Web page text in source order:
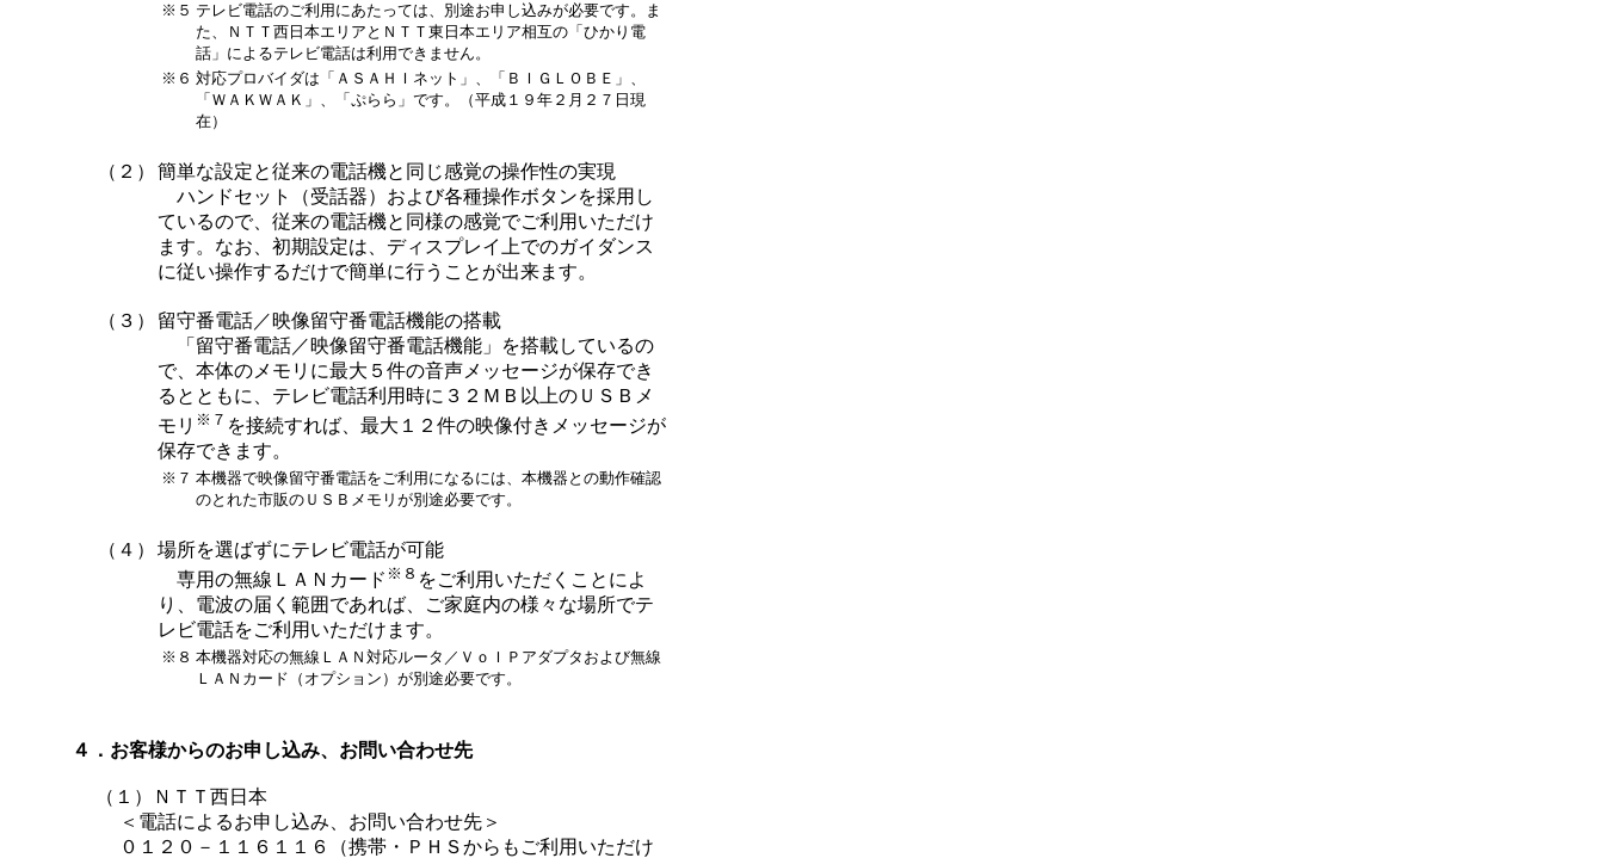
※５ テレビ電話のご利用にあたっては、別途お申し込みが必要です。ま
た、ＮＴＴ西日本エリアとＮＴＴ東日本エリア相互の「ひかり電
話」によるテレビ電話は利用できません。
※６ 対応プロバイダは「ＡＳＡＨＩネット」、「ＢＩＧＬＯＢＥ」、
「ＷＡＫＷＡＫ」、「ぷらら」です。（平成１９年２月２７日現
在）
（２）
簡単な設定と従来の電話機と同じ感覚の操作性の実現
ハンドセット（受話器）および各種操作ボタンを採用し
ているので、従来の電話機と同様の感覚でご利用いただけ
ます。なお、初期設定は、ディスプレイ上でのガイダンス
に従い操作するだけで簡単に行うことが出来ます。
（３）
留守番電話／映像留守番電話機能の搭載
「留守番電話／映像留守番電話機能」を搭載しているの
で、本体のメモリに最大５件の音声メッセージが保存でき
るとともに、テレビ電話利用時に３２ＭＢ以上のＵＳＢメ
モリ ※７ を接続すれば、最大１２件の映像付きメッセージが
保存できます。
※７ 本機器で映像留守番電話をご利用になるには、本機器との動作確認
のとれた市販のＵＳＢメモリが別途必要です。
（４）
場所を選ばずにテレビ電話が可能
専用の無線ＬＡＮカード ※８ をご利用いただくことによ
り、電波の届く範囲であれば、ご家庭内の様々な場所でテ
レビ電話をご利用いただけます。
※８ 本機器対応の無線ＬＡＮ対応ルータ／ＶｏＩＰアダプタおよび無線
ＬＡＮカード（オプション）が別途必要です。
４．お客様からのお申し込み、お問い合わせ先
（１）ＮＴＴ西日本
＜電話によるお申し込み、お問い合わせ先＞
０１２０－１１６１１６（携帯・ＰＨＳからもご利用いただけ